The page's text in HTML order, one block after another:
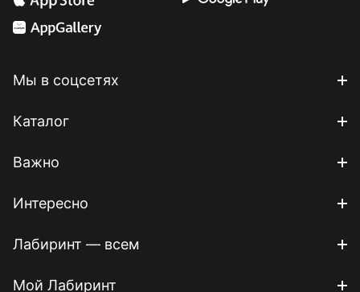
Мы в соцсетях
Каталог
Важно
Интересно
Лабиринт — всем
Мой Лабиринт